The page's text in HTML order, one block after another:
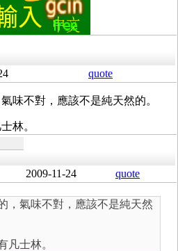
quote
味不對，應該不是純天然的。
林。
2009-11-24 quote
，氣味不對，應該不是純天然
凡士林。